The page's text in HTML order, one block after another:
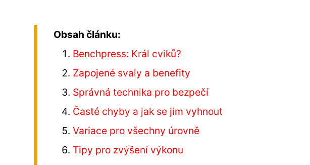
Obsah článku:
Benchpress: Král cviků?
Zapojené svaly a benefity
Správná technika pro bezpečí
Časté chyby a jak se jim vyhnout
Variace pro všechny úrovně
Tipy pro zvýšení výkonu